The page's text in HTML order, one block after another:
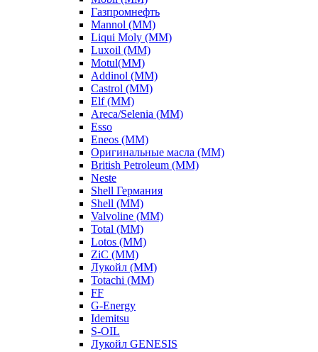
Газпромнефть
Mannol (ММ)
Liqui Moly (ММ)
Luxoil (ММ)
Motul(ММ)
Addinol (ММ)
Castrol (ММ)
Elf (ММ)
Areca/Selenia (ММ)
Esso
Eneos (ММ)
Оригинальные масла (ММ)
British Petroleum (ММ)
Neste
Shell Германия
Shell (ММ)
Valvoline (ММ)
Total (ММ)
Lotos (ММ)
ZiC (ММ)
Лукойл (ММ)
Totachi (MM)
FF
G-Energy
Idemitsu
S-OIL
Лукойл GENESIS